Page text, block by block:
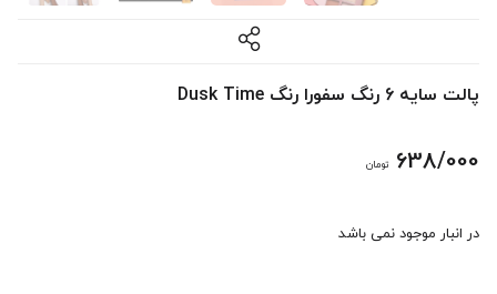
پالت سایه 6 رنگ سفورا رنگ Dusk Time
638/000 تومان
در انبار موجود نمی باشد